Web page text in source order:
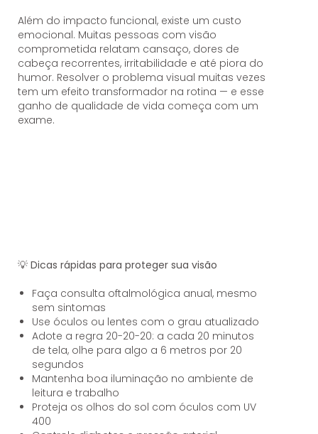
Além do impacto funcional, existe um custo
emocional. Muitas pessoas com visão
comprometida relatam cansaço, dores de
cabeça recorrentes, irritabilidade e até piora do
humor. Resolver o problema visual muitas vezes
tem um efeito transformador na rotina — e esse
ganho de qualidade de vida começa com um
exame.
💡 Dicas rápidas para proteger sua visão
Faça consulta oftalmológica anual, mesmo
sem sintomas
Use óculos ou lentes com o grau atualizado
Adote a regra 20-20-20: a cada 20 minutos
de tela, olhe para algo a 6 metros por 20
segundos
Mantenha boa iluminação no ambiente de
leitura e trabalho
Proteja os olhos do sol com óculos com UV
400